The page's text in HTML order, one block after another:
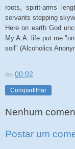
roots, spirit-arms
servants stepping
Here on earth God
My A.A. life put me
soil" (Alcoholics
às 00:02
Compartilhar
Nenhum
Postar um